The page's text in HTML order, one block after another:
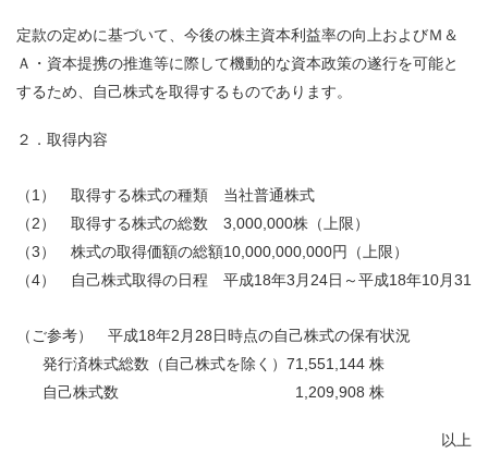
定款の定めに基づいて、今後の株主資本利益率の向上およびＭ＆
Ａ・資本提携の推進等に際して機動的な資本政策の遂行を可能と
するため、自己株式を取得するものであります。
２．取得内容
（1） 取得する株式の種類
当社普通株式
（2） 取得する株式の総数
3,000,000株（上限）
（3） 株式の取得価額の総額10,000,000,000円（上限）
（4） 自己株式取得の日程
平成18年3月24日～平成18年10月31日
（ご参考） 平成18年2月28日時点の自己株式の保有状況
発行済株式総数（自己株式を除く） 71,551,144 株
自己株式数
1,209,908 株
以上